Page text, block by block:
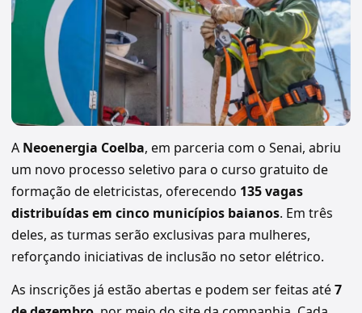
A Neoenergia Coelba, em parceria com o Senai, abriu
um novo processo seletivo para o curso gratuito de
formação de eletricistas, oferecendo 135 vagas
distribuídas em cinco municípios baianos. Em três
deles, as turmas serão exclusivas para mulheres,
reforçando iniciativas de inclusão no setor elétrico.
As inscrições já estão abertas e podem ser feitas até7